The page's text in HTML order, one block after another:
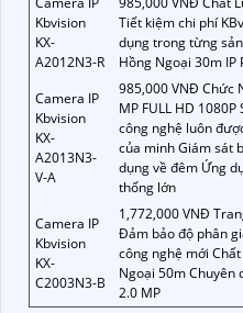
Kbvision
KX-
A2012N3-R
Tiết kiệm chi phí
dụng trong từng
Hồng Ngoại 30m IP
Camera IP
Kbvision
KX-
A2013N3-
V-A
985,000 VNĐ Chức
MP FULL HD
công nghệ luôn
của minh Giám sát
dụng về đêm Ứng
thống lớn
Camera IP
Kbvision
KX-
C2003N3-B
1,772,000 VNĐ
Đảm bảo độ phân
công nghệ mới
Ngoại 50m Chuyên
2.0 MP